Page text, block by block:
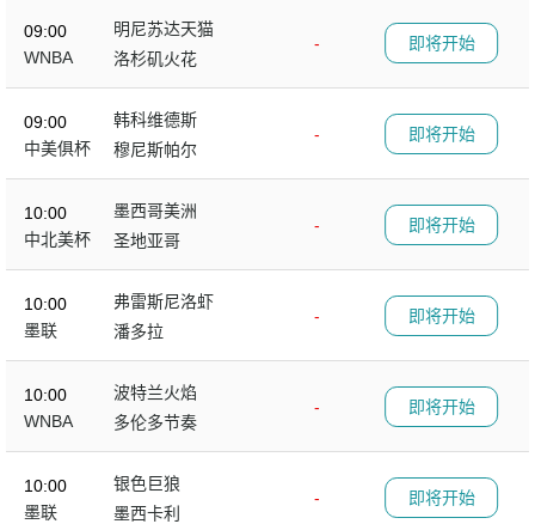
09:00
WNBA
明尼苏达天猫
-
洛杉矶火花
即将开始
09:00
中美俱杯
韩科维德斯
-
穆尼斯帕尔
即将开始
10:00
中北美杯
墨西哥美洲
-
圣地亚哥
即将开始
10:00
墨联
弗雷斯尼洛虾
-
潘多拉
即将开始
10:00
WNBA
波特兰火焰
-
多伦多节奏
即将开始
10:00
墨联
银色巨狼
-
墨西卡利
即将开始